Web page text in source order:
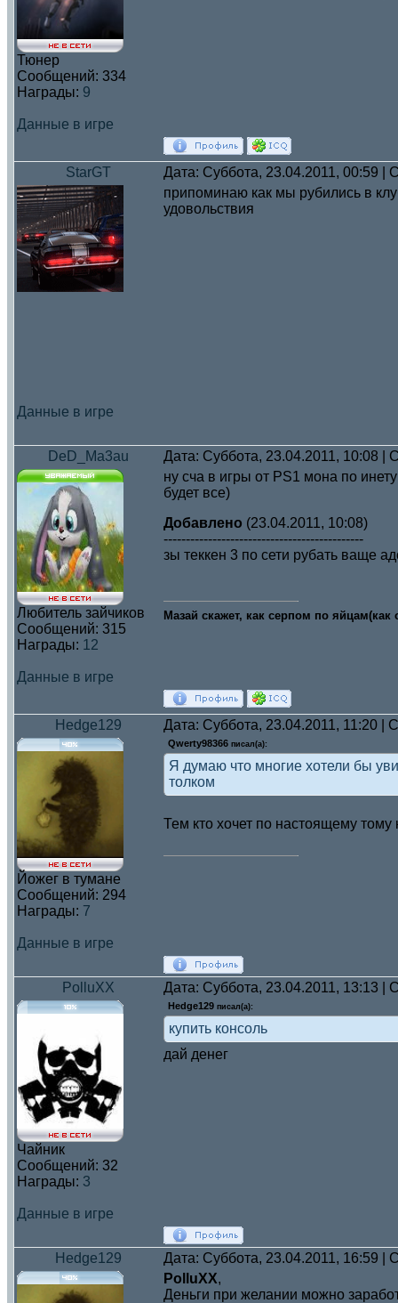
Тюнер
Сообщений: 334
Награды: 9
Данные в игре
StarGT Дата: Суббота, 23.04.2011, 00:59 |
Данные в игре
припоминаю как мы рубились в
удовольствия
DeD_Ma3au Дата: Суббота, 23.04.2011, 10:08 |
Любитель зайчиков
Сообщений: 315
Награды: 12
Данные в игре
ну сча в игры от PS1 мона по
будет все)
Добавлено (23.04.2011, 10:08)
---------------------------------------------
зы теккен 3 по сети рубать ваще
Мазай скажет, как серпом по яйцам(как
Hedge129 Дата: Суббота, 23.04.2011, 11:20 |
Йожег в тумане
Сообщений: 294
Награды: 7
Данные в игре
Qwerty98366 писал(а):
Я думаю что многие хотели бы
толком
Тем кто хочет по настоящему
PolluXX Дата: Суббота, 23.04.2011, 13:13 |
Чайник
Сообщений: 32
Награды: 3
Данные в игре
Hedge129 писал(а):
купить консоль
дай денег
Hedge129 Дата: Суббота, 23.04.2011, 16:59 |
PolluXX,
Деньги при желании можно